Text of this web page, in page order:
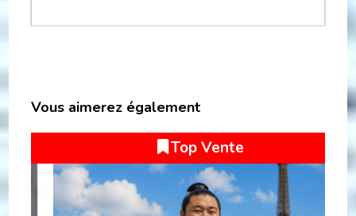
Vous aimerez également
Nouveau